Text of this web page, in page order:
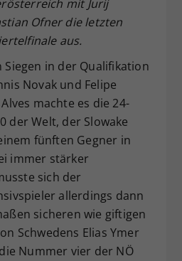
mit Jurij
Ofner die letzten
aus.
Siegen in der Qualifikation
Novak und Felipe
machte es die 24-
der Welt, der Slowake
fünften Gegner in
immer stärker
sich der
allerdings dann
sicheren wie giftigen
Schwedens Elias Ymer
Nummer vier der NÖ
speichert Ihre Consent-
ID, für die
Speicherung Ihrer
Einstellungen, falls der
Betreiber dies eingestellt